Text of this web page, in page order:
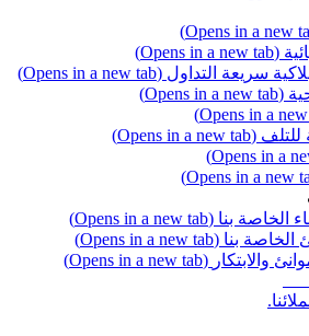
(Opens in a new tab)
سريعة التداول (Opens in a new tab)
(Opens in a new tab)
للتلف (Opens in a new tab)
الخاصة بنا (Opens in a new tab)
الخاصة بنا (Opens in a new tab)
والابتكار (Opens in a new tab)